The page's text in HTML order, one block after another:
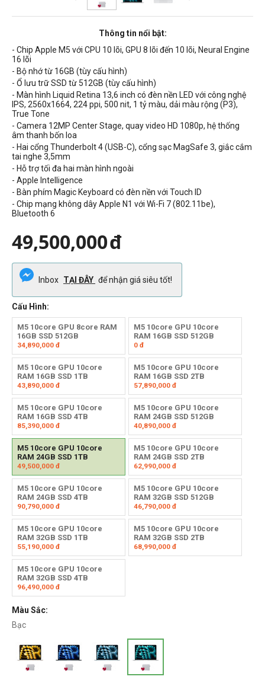
Thông tin nổi bật:
- Chip Apple M5 với CPU 10 lõi, GPU 8 lõi đến 10 lõi, Neural Engine
16 lõi
- Bộ nhớ từ 16GB (tùy cấu hình)
- Ổ lưu trữ SSD từ 512GB (tùy cấu hình)
- Màn hình Liquid Retina 13,6 inch có đèn nền LED với công nghệ
IPS, 2560x1664, 224 ppi, 500 nit, 1 tỷ màu, dải màu rộng (P3),
True Tone
- Camera 12MP Center Stage, quay video HD 1080p, hệ thống
âm thanh bốn loa
- Hai cổng Thunderbolt 4 (USB-C), cổng sạc MagSafe 3, giắc cắm
tai nghe 3,5mm
- Hỗ trợ tối đa hai màn hình ngoài
- Apple Intelligence
- Bàn phím Magic Keyboard có đèn nền với Touch ID
- Chip mạng không dây Apple N1 với Wi-Fi 7 (802.11be),
Bluetooth 6
49,500,000đ
Inbox TẠI ĐÂY để nhận giá siêu tốt!
Cấu Hình:
M5 10core GPU 8core RAM
16GB SSD 512GB
34,890,000 đ
M5 10core GPU 10core
RAM 16GB SSD 512GB
0đ
M5 10core GPU 10core
RAM 16GB SSD 1TB
43,890,000 đ
M5 10core GPU 10core
RAM 16GB SSD 2TB
57,890,000đ
M5 10core GPU 10core
RAM 16GB SSD 4TB
85,390,000 đ
M5 10core GPU 10core
RAM 24GB SSD 512GB
40,890,000đ
M5 10core GPU 10core
RAM 24GB SSD 1TB
49,500,000 đ
M5 10core GPU 10core
RAM 24GB SSD 2TB
62,990,000đ
M5 10core GPU 10core
RAM 24GB SSD 4TB
90,790,000 đ
M5 10core GPU 10core
RAM 32GB SSD 512GB
46,790,000đ
M5 10core GPU 10core
RAM 32GB SSD 1TB
55,190,000 đ
M5 10core GPU 10core
RAM 32GB SSD 2TB
68,990,000đ
M5 10core GPU 10core
RAM 32GB SSD 4TB
96,490,000 đ
Màu Sắc:
Bạc